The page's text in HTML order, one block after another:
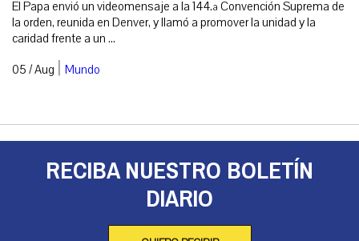
El Papa envió un videomensaje a la 144.ª Convención Suprema de
la orden, reunida en Denver, y llamó a promover la unidad y la
caridad frente a un ...
05 / Aug | Mundo
RECIBA NUESTRO BOLETÍN
DIARIO